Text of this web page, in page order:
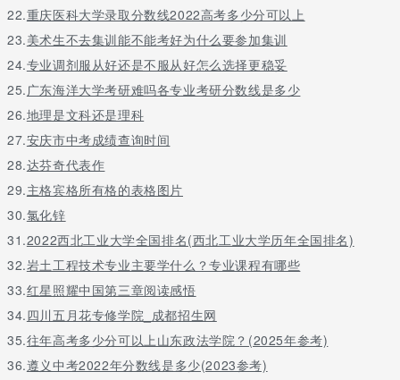
22.重庆医科大学录取分数线2022高考多少分可以上
23.美术生不去集训能不能考好为什么要参加集训
24.专业调剂服从好还是不服从好怎么选择更稳妥
25.广东海洋大学考研难吗各专业考研分数线是多少
26.地理是文科还是理科
27.安庆市中考成绩查询时间
28.达芬奇代表作
29.主格宾格所有格的表格图片
30.氯化锌
31.2022西北工业大学全国排名(西北工业大学历年全国排名)
32.岩土工程技术专业主要学什么？专业课程有哪些
33.红星照耀中国第三章阅读感悟
34.四川五月花专修学院_成都招生网
35.往年高考多少分可以上山东政法学院？(2025年参考)
36.遵义中考2022年分数线是多少(2023参考)